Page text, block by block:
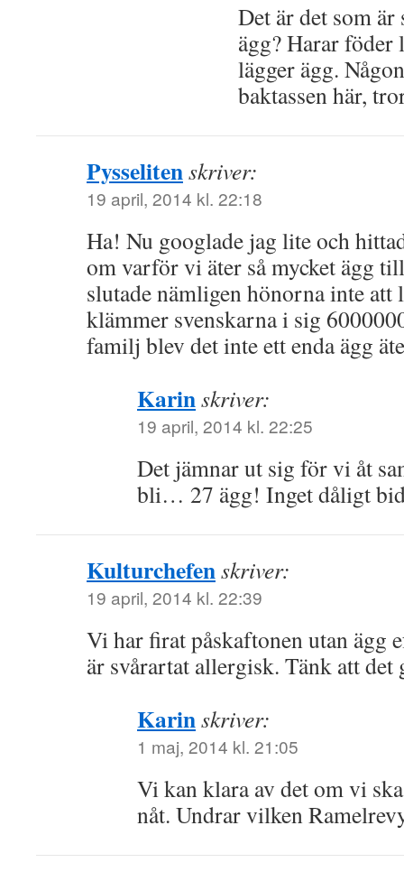
Det är det som
ägg? Harar föder
lägger ägg.
baktassen här,
Pysselitenskriver:
19 april, 2014 kl. 22:18
Ha! Nu googlade jag lite och
om varför vi äter så mycket ägg
slutade nämligen hönorna inte
klämmer svenskarna i sig
familj blev det inte ett enda ägg
Karinskriver:
19 april, 2014 kl. 22:25
Det jämnar ut sig för vi åt
bli… 27 ägg! Inget dåligt
Kulturchefenskriver:
19 april, 2014 kl. 22:39
Vi har firat påskaftonen utan ägg
är svårartat allergisk. Tänk att det
Karinskriver:
1 maj, 2014 kl. 21:05
Vi kan klara av det om vi
nåt. Undrar vilken